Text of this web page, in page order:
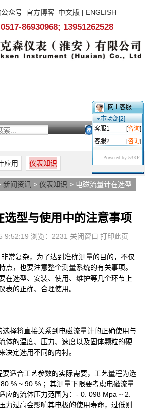
众号 官方博客 中文版 | ENGLISH
86930968; 13951262528
应用 仪表知识
新闻资讯 > 仪表知识 > 电磁流量计在选型
选型与使用中的注意事项
9:52:19 浏览：2231 关闭窗口 打印此页
常复杂，为了达到准确测量的目的，不仅
点，也要注意整个测量系统的有关事项。
在选型、安装、使用、维护等几个环节上
表的正确、合理使用。
选择将直接关系到电磁流量计的正确使用与
体的温度、压力、速度以及固体颗粒的硬
决定选用不同的内衬。
要适合工艺参数的实际需要，工艺量程为选
% ~ 90 % ；其测量下限要考虑电磁流量
应的流体压力范围为：- 0. 098 Mpa ~ 2.
力过高会影响其电极的使用寿命，过低则
网上客服
市场部[2]
客服1
[咨询]
客服2
[咨询]
Powered by 53KF